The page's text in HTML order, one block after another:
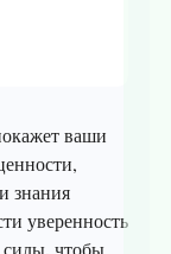
ваши
знания
уверенность
силы, чтобы